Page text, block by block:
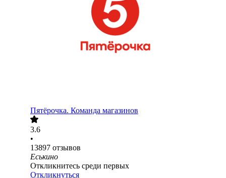
Пятёрочка. Команда магазинов
3.6
•
13897 отзывов
Еськино
Откликнитесь среди первых
Откликнуться